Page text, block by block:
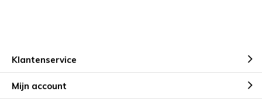
Klantenservice
Mijn account